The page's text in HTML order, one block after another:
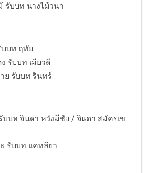
รับบท นางไม้วนา
บบท ฤทัย
รับบท เมียวดี
ย รับบท รินทร์
บบท จินดา หวังมีชัย / จินดา สมัครเข
รับบท แคทลียา